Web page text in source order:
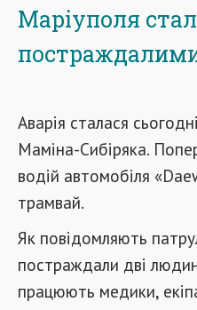
Маріуполя
Аварія сталася
Маміна-Сибіряка.
водій автомобіля
трамвай.
Як повідомляють
постраждали дві
працюють медики,